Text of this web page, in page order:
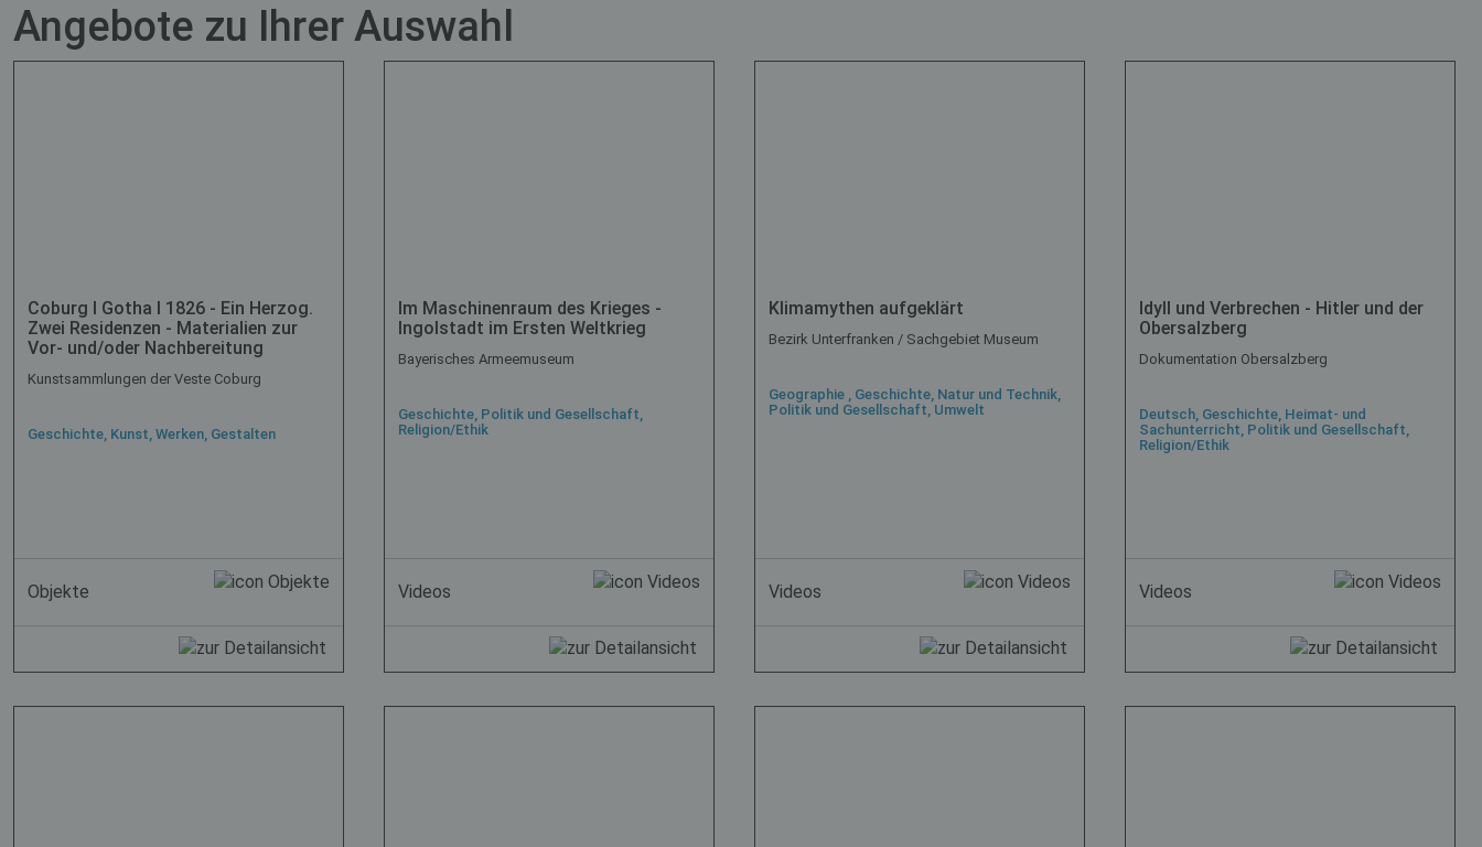
Angebote zu Ihrer Auswahl
Coburg I Gotha I 1826 - Ein Herzog.
Zwei Residenzen - Materialien zur
Vor- und/oder Nachbereitung
Kunstsammlungen der Veste Coburg
Geschichte, Kunst, Werken, Gestalten
Objekte
Im Maschinenraum des Krieges -
Ingolstadt im Ersten Weltkrieg
Bayerisches Armeemuseum
Geschichte, Politik und Gesellschaft,
Religion/Ethik
Videos
Klimamythen aufgeklärt
Bezirk Unterfranken / Sachgebiet Museum
Geographie , Geschichte, Natur und Technik,
Politik und Gesellschaft, Umwelt
Videos
Idyll und Verbrechen - Hitler und der
Obersalzberg
Dokumentation Obersalzberg
Deutsch, Geschichte, Heimat- und
Sachunterricht, Politik und Gesellschaft,
Religion/Ethik
Videos